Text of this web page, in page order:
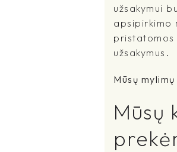
užsakymui
apsipirkimo
pristatomos
užsakymus.
Mūsų
Mūsų